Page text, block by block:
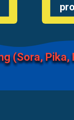
(Sora,